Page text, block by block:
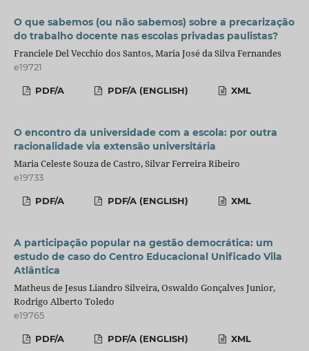
O que sabemos (ou não sabemos) sobre a precarização
do trabalho docente nas escolas privadas paulistas?
Franciele Del Vecchio dos Santos, Maria José da Silva Fernandes
e19721
PDF/A PDF/A (ENGLISH) XML
O encontro da universidade com a escola: por outra
racionalidade via extensão universitária
Maria Celeste Souza de Castro, Silvar Ferreira Ribeiro
e19733
PDF/A PDF/A (ENGLISH) XML
A participação popular na gestão democrática: um
estudo de caso do Centro Educacional Unificado Vila
Atlântica
Matheus de Jesus Liandro Silveira, Oswaldo Gonçalves Junior,
Rodrigo Alberto Toledo
e19765
PDF/A PDF/A (ENGLISH) XML